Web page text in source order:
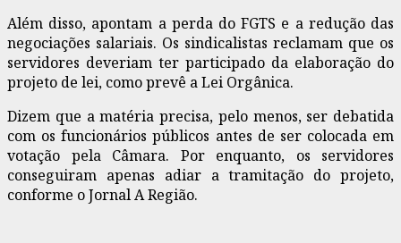
Além disso, apontam a perda do FGTS e a redução das
negociações salariais. Os sindicalistas reclamam que os
servidores deveriam ter participado da elaboração do
projeto de lei, como prevê a Lei Orgânica.
Dizem que a matéria precisa, pelo menos, ser debatida
com os funcionários públicos antes de ser colocada em
votação pela Câmara. Por enquanto, os servidores
conseguiram apenas adiar a tramitação do projeto,
conforme o Jornal A Região.